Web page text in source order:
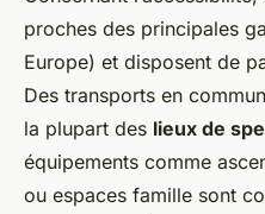
proches des principales
Europe) et disposent de
Des transports en
la plupart des lieux de
équipements comme
ou espaces famille sont